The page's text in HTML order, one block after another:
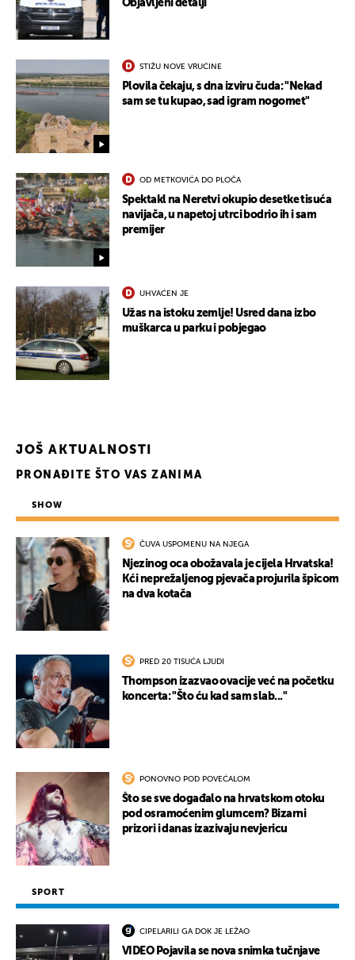
Objavljeni detalji
STIŽU NOVE VRUĆINE
Plovila čekaju, s dna izviru čuda: "Nekad
sam se tu kupao, sad igram nogomet"
OD METKOVIĆA DO PLOČA
Spektakl na Neretvi okupio desetke tisuća
navijača, u napetoj utrci bodrio ih i sam
premijer
UHVAĆEN JE
Užas na istoku zemlje! Usred dana izbo
muškarca u parku i pobjegao
JOŠ AKTUALNOSTI
PRONAĐITE ŠTO VAS ZANIMA
SHOW
ČUVA USPOMENU NA NJEGA
Njezinog oca obožavala je cijela Hrvatska!
Kći neprežaljenog pjevača projurila špicom
na dva kotača
PRED 20 TISUĆA LJUDI
Thompson izazvao ovacije već na početku
koncerta: "Što ću kad sam slab..."
PONOVNO POD POVEĆALOM
Što se sve događalo na hrvatskom otoku
pod osramoćenim glumcem? Bizarni
prizori i danas izazivaju nevjericu
SPORT
CIPELARILI GA DOK JE LEŽAO
VIDEO Pojavila se nova snimka tučnjave